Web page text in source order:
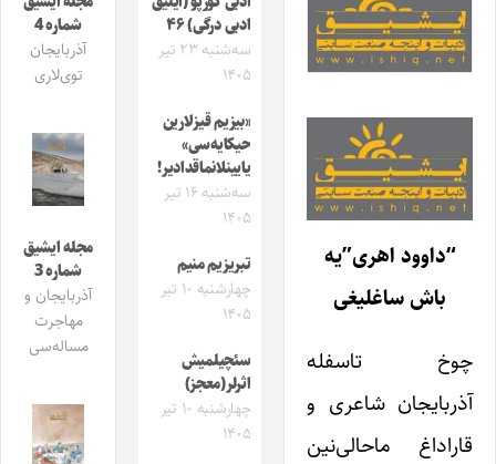
“داوود اهری”یه
باش ساغلیغی
چوخ تاسفله
آذربایجان شاعری و
قاراداغ ماحالی‌نین
ادبی درگی) ۴۶
سه‌شنبه ۲۳ تیر
۱۴۰۵
«بیزیم قیزلارین
حیکایه‌سی»
یایینلانماقدادیر!
سه‌شنبه ۱۶ تیر
۱۴۰۵
تبریزیم منیم
چهارشنبه ۱۰ تیر
۱۴۰۵
سئچیلمیش
اثرلر(معجز)
چهارشنبه ۱۰ تیر
۱۴۰۵
شماره 4
آذربایجان
توی‌لاری
مجله ایشیق
شماره 3
آذربایجان و
مهاجرت
مساله‌سی